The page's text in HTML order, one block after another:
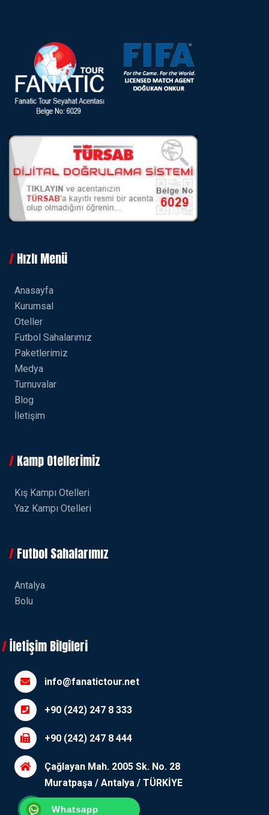
Whatsapp
Hızlı Menü
Anasayfa
Kurumsal
Oteller
Futbol Sahalarımız
Paketlerimiz
Medya
Turnuvalar
Blog
İletişim
Kamp Otellerimiz
Kış Kampı Otelleri
Yaz Kampı Otelleri
Futbol Sahalarımız
Antalya
Bolu
İletişim Bilgileri
info@fanatictour.net
+90 (242) 247 8 333
+90 (242) 247 8 444
Çağlayan Mah. 2005 Sk. No. 28
Muratpaşa / Antalya / TÜRKİYE